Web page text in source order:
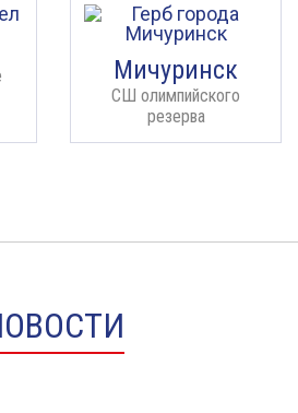
Мичуринск
СШ олимпийского
резерва